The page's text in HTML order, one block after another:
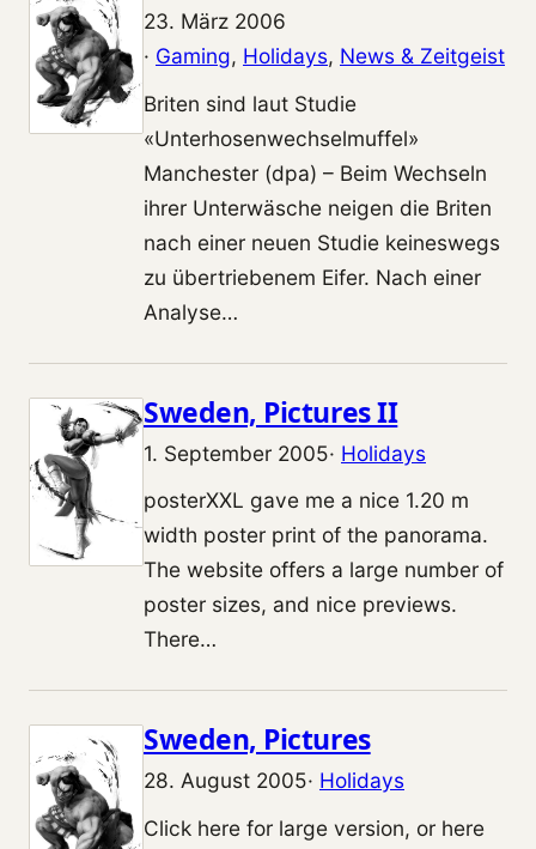
23. März 2006
· Gaming, Holidays, News & Zeitgeist
Briten sind laut Studie
«Unterhosenwechselmuffel»
Manchester (dpa) – Beim Wechseln
ihrer Unterwäsche neigen die Briten
nach einer neuen Studie keineswegs
zu übertriebenem Eifer. Nach einer
Analyse…
Sweden, Pictures II
1. September 2005· Holidays
posterXXL gave me a nice 1.20 m
width poster print of the panorama.
The website offers a large number of
poster sizes, and nice previews.
There…
Sweden, Pictures
28. August 2005· Holidays
Click here for large version, or here